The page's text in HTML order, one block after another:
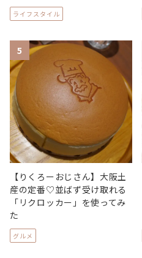
ライフスタイル
5
【りくろーおじさん】大阪土
産の定番♡並ばず受け取れる
「リクロッカー」を使ってみ
た
グルメ